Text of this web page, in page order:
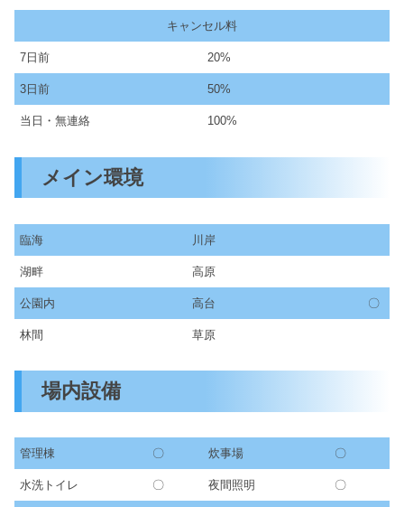
キャンセル料
7日前 20%
3日前 50%
当日・無連絡 100%
メイン環境
臨海 川岸
湖畔 高原
公園内 高台 〇
林間 草原
場内設備
管理棟 〇 炊事場 〇
水洗トイレ 〇 夜間照明 〇